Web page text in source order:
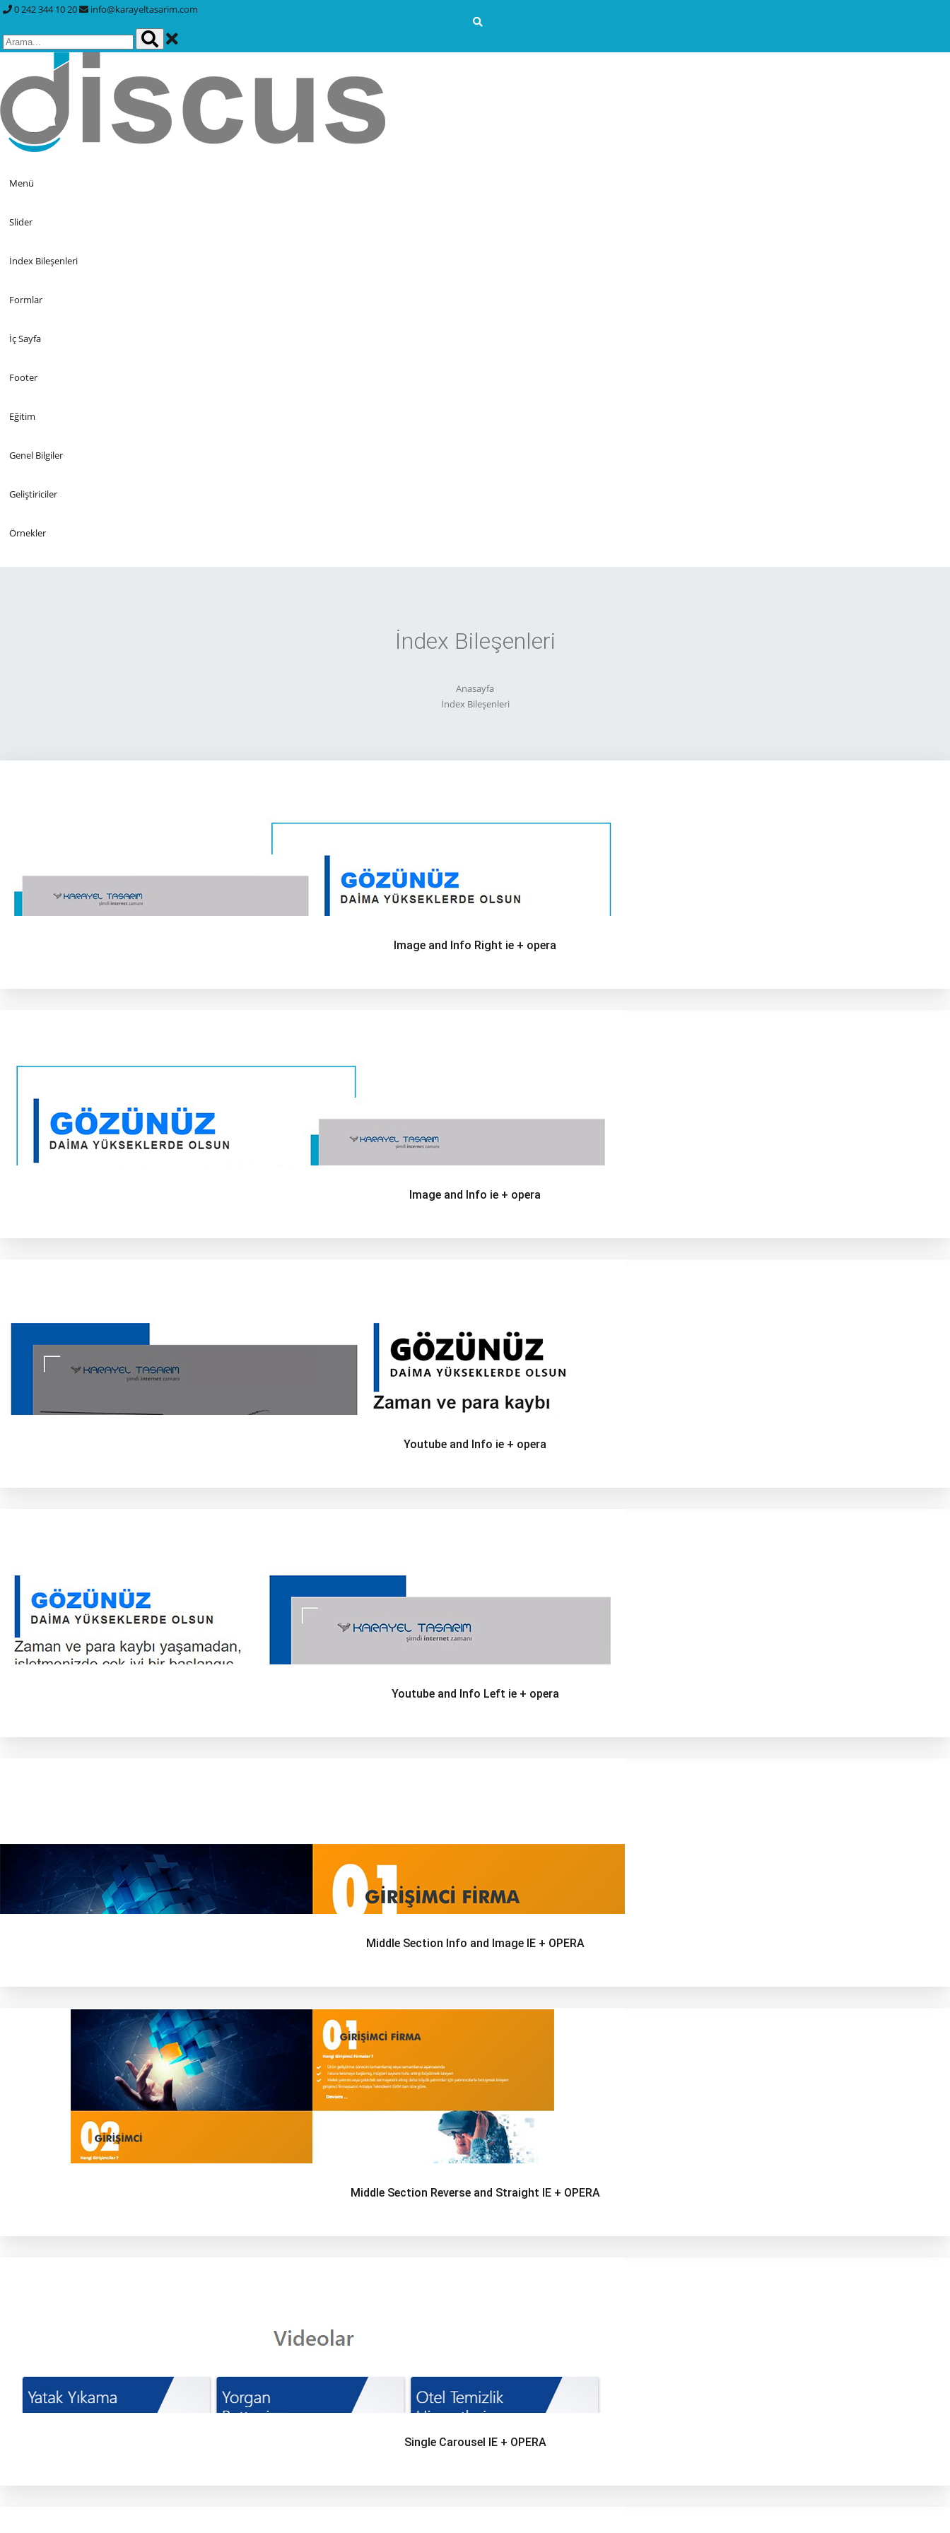
0 242 344 10 20 info@karayeltasarim.com
Menü
Slider
İndex Bileşenleri
Formlar
İç Sayfa
Footer
Eğitim
Genel Bilgiler
Geliştiriciler
Örnekler
İndex Bileşenleri
Anasayfa
İndex Bileşenleri
Image and Info Right ie + opera
Image and Info ie + opera
Youtube and Info ie + opera
Youtube and Info Left ie + opera
Middle Section Info and Image IE + OPERA
Middle Section Reverse and Straight IE + OPERA
Single Carousel IE + OPERA